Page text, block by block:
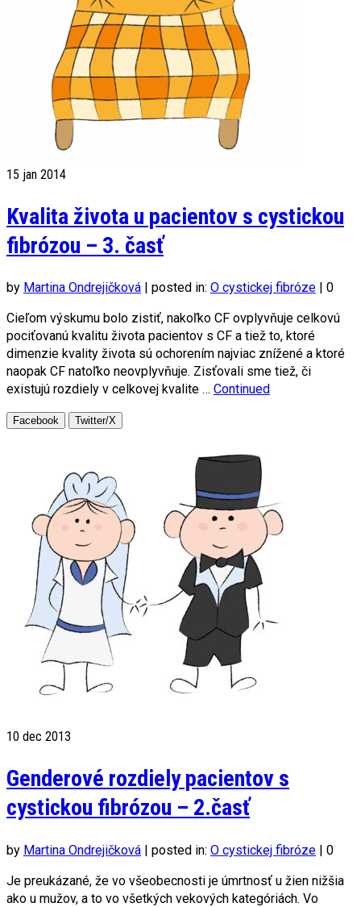
15 jan 2014
Kvalita života u pacientov s cystickou
fibrózou – 3. časť
by Martina Ondrejičková | posted in: O cystickej fibróze | 0
Cieľom výskumu bolo zistiť, nakoľko CF ovplyvňuje celkovú
pociťovanú kvalitu života pacientov s CF a tiež to, ktoré
dimenzie kvality života sú ochorením najviac znížené a ktoré
naopak CF natoľko neovplyvňuje. Zisťovali sme tiež, či
existujú rozdiely v celkovej kvalite … Continued
Facebook Twitter/X
10 dec 2013
Genderové rozdiely pacientov s
cystickou fibrózou – 2.časť
by Martina Ondrejičková | posted in: O cystickej fibróze | 0
Je preukázané, že vo všeobecnosti je úmrtnosť u žien nižšia
ako u mužov, a to vo všetkých vekových kategóriách. Vo